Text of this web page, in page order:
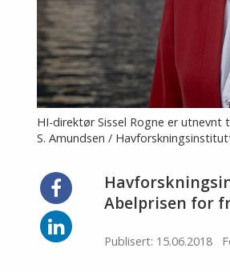
HI-direktør Sissel Rogne er utnevnt
S. Amundsen /
Abelprisen for
Publisert: 15.06.2018
Del
på
Facebook
Del
på